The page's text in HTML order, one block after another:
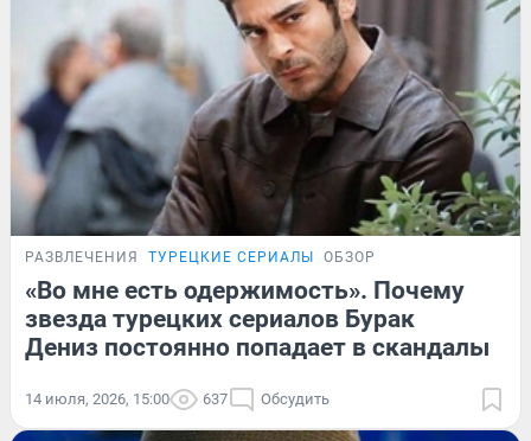
РАЗВЛЕЧЕНИЯ ТУРЕЦКИЕ СЕРИАЛЫ ОБЗОР
«Во мне есть одержимость». Почему
звезда турецких сериалов Бурак
Дениз постоянно попадает в скандалы
14 июля, 2026, 15:00 637 Обсудить